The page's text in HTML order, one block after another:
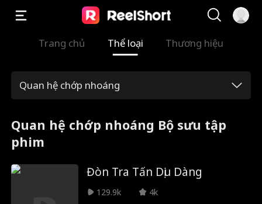
Trang chủ Thể loại Thương hiệu
Quan hệ chớp nhoáng
Quan hệ chớp nhoáng Bộ sưu tập
phim
Đòn Tra Tấn Dịu Dàng
129.9k
4k